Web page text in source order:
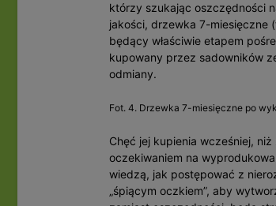
którzy szukając oszczędności
jakości, drzewka 7-miesięczne
będący właściwie etapem
kupowany przez sadowników
odmiany.
Fot. 4. Drzewka 7-miesięczne po
Chęć jej kupienia wcześniej,
oczekiwaniem na
wiedzą, jak postępować z
„śpiącym oczkiem”, aby